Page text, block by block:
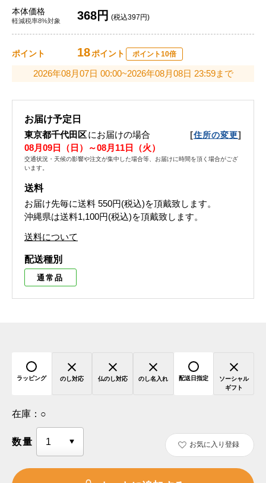
本体価格
軽減税率8%対象 368円 (税込397円)
ポイント 18ポイント ポイント10倍
2026年08月07日 00:00~2026年08月08日 23:59まで
お届け予定日
東京都千代田区にお届けの場合 [住所の変更]
08月09日（日）～08月11日（火）
交通状況・天候の影響や注文が集中した場合等、お届けに時間を頂く場合がござ
います。
送料
お届け先毎に送料 550円(税込)を頂戴致します。
沖縄県は送料1,100円(税込)を頂戴致します。
送料について
配送種別
通常品
ラッピング のし対応 仏のし対応 のし名入れ 配送日指定
ソーシャル
ギフト
在庫： ○
数量 お気に入り登録